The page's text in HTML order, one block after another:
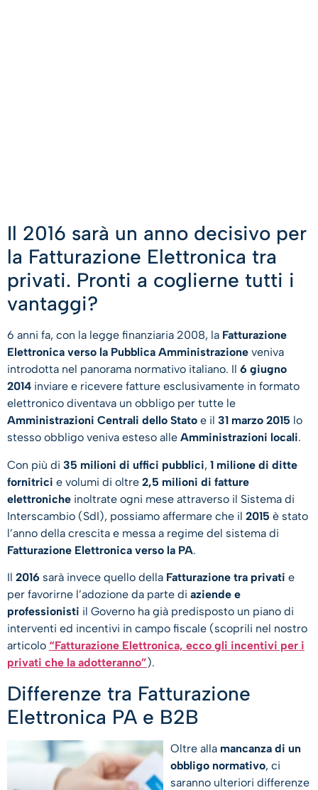
Il 2016 sarà un anno decisivo per
la Fatturazione Elettronica tra
privati. Pronti a coglierne tutti i
vantaggi?
6 anni fa, con la legge finanziaria 2008, la Fatturazione
Elettronica verso la Pubblica Amministrazione veniva
introdotta nel panorama normativo italiano. Il 6 giugno
2014 inviare e ricevere fatture esclusivamente in formato
elettronico diventava un obbligo per tutte le
Amministrazioni Centrali dello Stato e il 31 marzo 2015 lo
stesso obbligo veniva esteso alle Amministrazioni locali.
Con più di 35 milioni di uffici pubblici, 1 milione di ditte
fornitrici e volumi di oltre 2,5 milioni di fatture
elettroniche inoltrate ogni mese attraverso il Sistema di
Interscambio (SdI), possiamo affermare che il 2015 è stato
l’anno della crescita e messa a regime del sistema di
Fatturazione Elettronica verso la PA.
Il 2016 sarà invece quello della Fatturazione tra privati e
per favorirne l’adozione da parte di aziende e
professionisti il Governo ha già predisposto un piano di
interventi ed incentivi in campo fiscale (scoprili nel nostro
articolo “Fatturazione Elettronica, ecco gli incentivi per i
privati che la adotteranno”).
Differenze tra Fatturazione
Elettronica PA e B2B
Oltre alla mancanza di un
obbligo normativo, ci
saranno ulteriori differenze